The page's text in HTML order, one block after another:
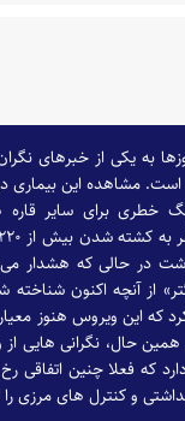
به یکی از خبرهای
مشاهده این بیماری در
خطری برای سایر
در حالی که هشدار
از آنچه اکنون
که این ویروس هنوز
همین حال، نگرانی هایی
که فعلا چنین اتفاقی
و کنترل های مرزی